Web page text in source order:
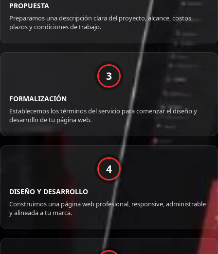
PROPUESTA
Preparamos una descripción clara del proyecto, alcance, costos,
plazos y condiciones de trabajo.
3
FORMALIZACIÓN
Establecemos los términos del servicio para comenzar el diseño y
desarrollo de tu página web.
4
DISEÑO Y DESARROLLO
Construimos una página web profesional, responsive, administrable
y alineada a tu marca.